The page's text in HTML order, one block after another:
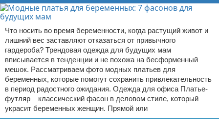
Что носить во время беременности, когда растущий живот и
лишний вес заставляют отказаться от привычного
гардероба? Трендовая одежда для будущих мам
вписывается в тенденции и не похожа на бесформенный
мешок. Рассматриваем фото модных платьев для
беременных, которые помогут сохранить привлекательность
в период радостного ожидания. Одежда для офиса Платье-
футляр – классический фасон в деловом стиле, который
украсит беременных женщин. Прямой или